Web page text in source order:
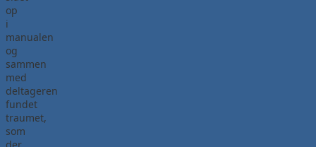
op
i
manualen
og
sammen
med
deltageren
fundet
traumet,
som
der